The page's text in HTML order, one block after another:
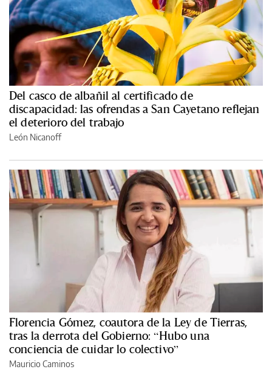
Del casco de albañil al certificado de
discapacidad: las ofrendas a San Cayetano reflejan
el deterioro del trabajo
León Nicanoff
Florencia Gómez, coautora de la Ley de Tierras,
tras la derrota del Gobierno: “Hubo una
conciencia de cuidar lo colectivo”
Mauricio Caminos